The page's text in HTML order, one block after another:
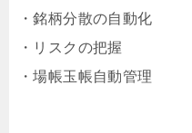
・銘柄分散の自動化
・リスクの把握
・場帳玉帳自動管理